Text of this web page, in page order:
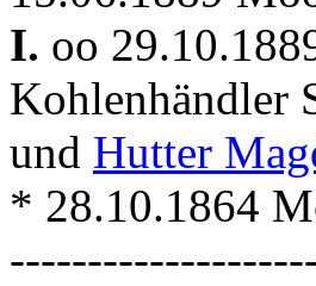
I. oo
Kohlenhändler
und Hutter
* 28.10.1864